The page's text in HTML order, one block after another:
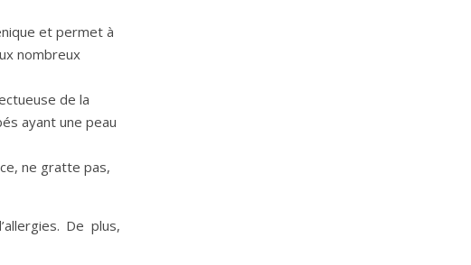
et permet à
nombreux
de la
ayant une peau
ne gratte pas,
De plus,